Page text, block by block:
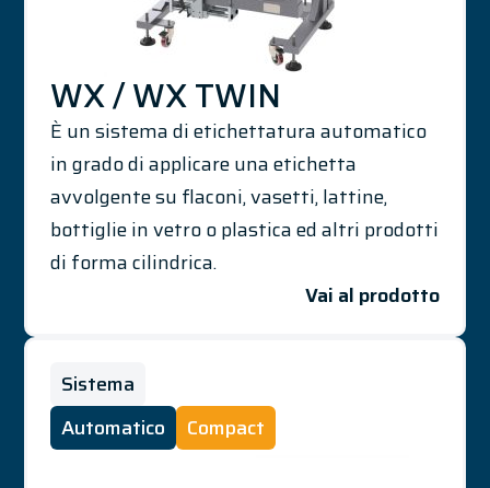
WX / WX TWIN
È un sistema di etichettatura automatico
in grado di applicare una etichetta
avvolgente su flaconi, vasetti, lattine,
bottiglie in vetro o plastica ed altri prodotti
di forma cilindrica.
Vai al prodotto
Sistema
Automatico
Compact